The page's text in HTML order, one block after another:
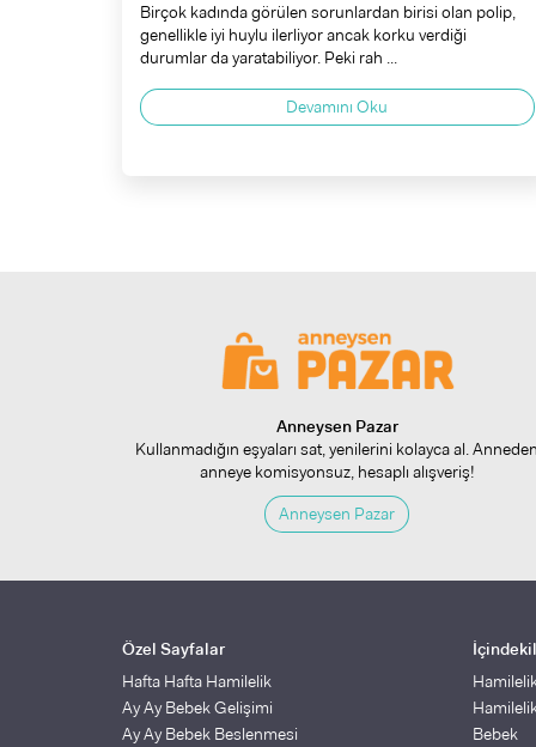
Birçok kadında görülen sorunlardan birisi olan polip,
genellikle iyi huylu ilerliyor ancak korku verdiği
durumlar da yaratabiliyor. Peki rah ...
Devamını Oku
Anneysen Pazar
Kullanmadığın eşyaları sat, yenilerini kolayca al. Anneden
anneye komisyonsuz, hesaplı alışveriş!
Anneysen Pazar
Özel Sayfalar
Hafta Hafta Hamilelik
Ay Ay Bebek Gelişimi
Ay Ay Bebek Beslenmesi
Bebek